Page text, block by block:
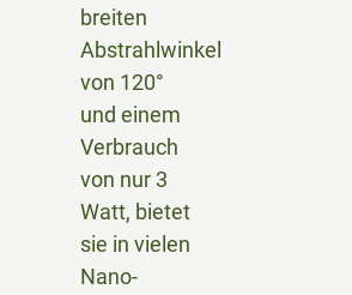
breiten
Abstrahlwinkel
von 120°
und einem
Verbrauch
von nur 3
Watt, bietet
sie in vielen
Nano-